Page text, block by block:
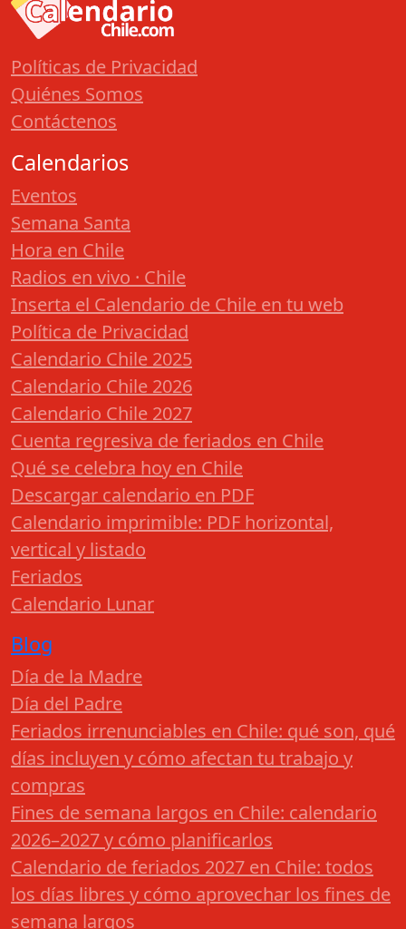
Políticas de Privacidad
Quiénes Somos
Contáctenos
Calendarios
Eventos
Semana Santa
Hora en Chile
Radios en vivo · Chile
Inserta el Calendario de Chile en tu web
Política de Privacidad
Calendario Chile 2025
Calendario Chile 2026
Calendario Chile 2027
Cuenta regresiva de feriados en Chile
Qué se celebra hoy en Chile
Descargar calendario en PDF
Calendario imprimible: PDF horizontal,
vertical y listado
Feriados
Calendario Lunar
Blog
Día de la Madre
Día del Padre
Feriados irrenunciables en Chile: qué son, qué
días incluyen y cómo afectan tu trabajo y
compras
Fines de semana largos en Chile: calendario
2026–2027 y cómo planificarlos
Calendario de feriados 2027 en Chile: todos
los días libres y cómo aprovechar los fines de
semana largos